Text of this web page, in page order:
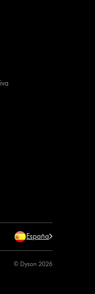
España
© Dyson 2026